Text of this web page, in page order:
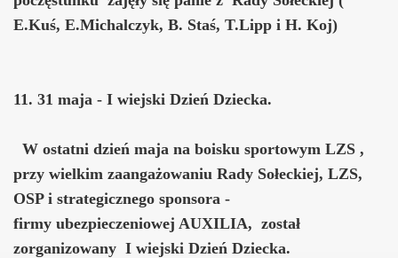
E.Kuś, E.Michalczyk, B. Staś, T.Lipp i H. Koj)
11. 31 maja - I wiejski Dzień Dziecka.
W ostatni dzień maja na boisku sportowym LZS ,
przy wielkim zaangażowaniu Rady Sołeckiej, LZS,
OSP i strategicznego sponsora -
firmy ubezpieczeniowej AUXILIA, został
zorganizowany I wiejski Dzień Dziecka.